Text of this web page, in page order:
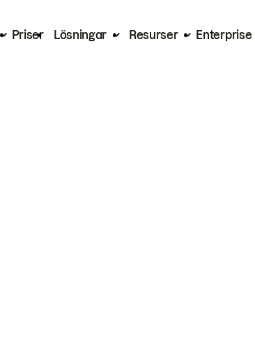
Priser Lösningar Resurser Enterprise